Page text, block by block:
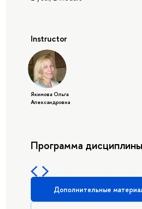
Instructor
Якимова Ольга
Александровна
Программа дисциплины
Дополнительные